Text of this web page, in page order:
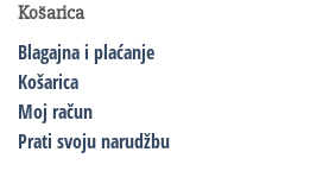
Košarica
Blagajna i plaćanje
Košarica
Moj račun
Prati svoju narudžbu